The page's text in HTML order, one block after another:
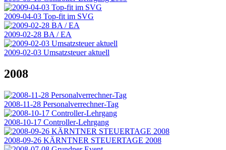
2009-04-03 Top-fit im SVG
2009-02-28 BA / EA
2009-02-03 Umsatzsteuer aktuell
2008
2008-11-28 Personalverrechner-Tag
2008-10-17 Controller-Lehrgang
2008-09-26 KÄRNTNER STEUERTAGE 2008